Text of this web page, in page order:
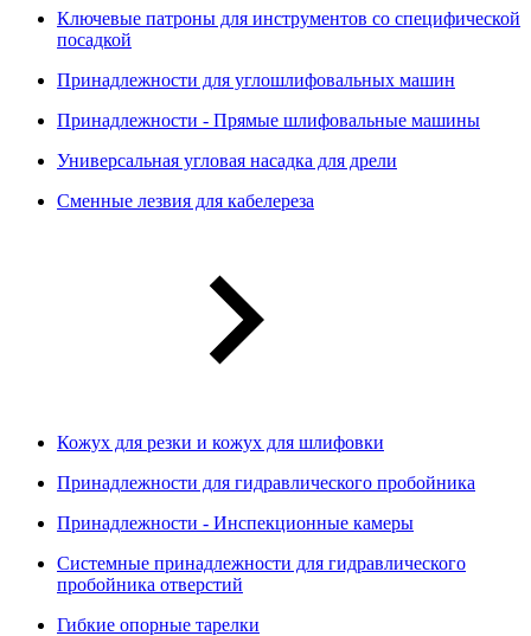
Ключевые патроны для инструментов со специфической
посадкой
Принадлежности для углошлифовальных машин
Принадлежности - Прямые шлифовальные машины
Универсальная угловая насадка для дрели
Сменные лезвия для кабелереза
Кожух для резки и кожух для шлифовки
Принадлежности для гидравлического пробойника
Принадлежности - Инспекционные камеры
Системные принадлежности для гидравлического
пробойника отверстий
Гибкие опорные тарелки